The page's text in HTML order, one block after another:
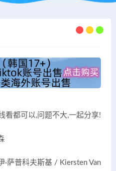
看都可以,问题不大,一起分享!
·萨普科夫斯基 / Kiersten Van